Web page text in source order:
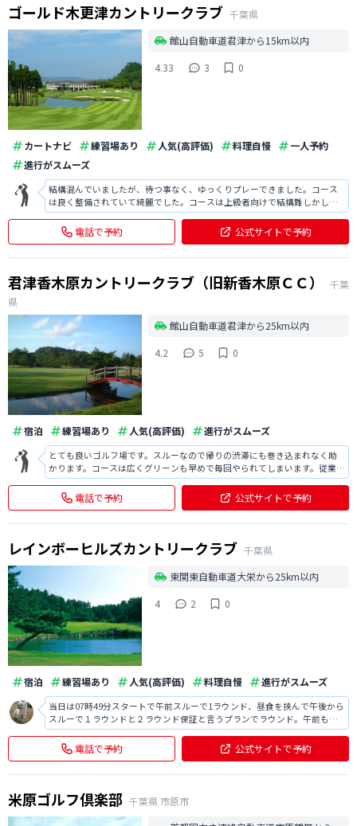
ゴールド木更津カントリークラブ 千葉県
館山自動車道君津から15km以内
4.33
3 0
カートナビ 練習場あり 人気(高評価) 料理自慢
一人予約
進行がスムーズ
結構混んでいましたが、待つ事なく、ゆっくりプレーできました。コース
は良く整備されていて綺麗でした。コースは上級者向けで結構難しかし
く、グリーンはアプローチが難しかったです。クラブハウスで親子丼を食
べましたが、非常に美味しかったです。スタッフさんの接客も良かったで
電話で予約 公式サイトで予約
君津香木原カントリークラブ（旧新香木原ＣＣ）
千葉
県
館山自動車道君津から25km以内
4.2
5 0
宿泊 練習場あり 人気(高評価) 進行がスムーズ
とても良いゴルフ場です。スルーなので帰りの渋滞にも巻き込まれなく助
かります。コースは広くグリーンも早めで毎回やられてしまいます。従業員
の方々はとても親切で楽しい一日が過ごせると思います。
電話で予約 公式サイトで予約
レインボーヒルズカントリークラブ 千葉県
東関東自動車道大栄から25km以内
4
2 0
宿泊 練習場あり 人気(高評価) 料理自慢 進行がスムーズ
当日は07時49分スタートで午前スルーで1ラウンド、昼食を挟んで午後から
スルーで１ラウンドと２ラウンド保証と言うプランでラウンド。午前もラ
ウンド４時間弱、午後も同じく４時間弱と快適なラウンドを楽しませて頂
き感謝。 コースは開放感がありコースメンテナンスも行き届いており、グ
リーンは更新作業も終了コンデ
電話で予約 公式サイトで予約
米原ゴルフ倶楽部 千葉県 市原市